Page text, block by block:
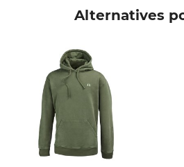
Blanchir
Ne pas blanchir
Ne
Repassage
Repassage jusqu'à 150 °C
Ne
Alternatives